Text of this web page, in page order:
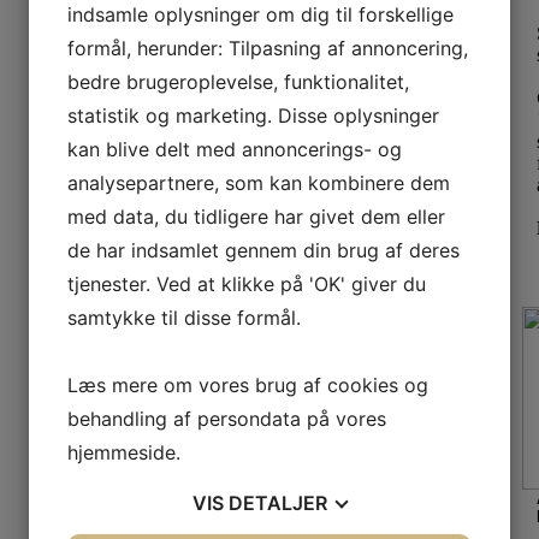
indsamle oplysninger om dig til forskellige
formål, herunder: Tilpasning af annoncering,
bedre brugeroplevelse, funktionalitet,
statistik og marketing. Disse oplysninger
kan blive delt med annoncerings- og
analysepartnere, som kan kombinere dem
med data, du tidligere har givet dem eller
de har indsamlet gennem din brug af deres
tjenester. Ved at klikke på 'OK' giver du
samtykke til disse formål.
Læs mere om vores brug af cookies og
behandling af persondata på vores
hjemmeside.
VIS DETALJER